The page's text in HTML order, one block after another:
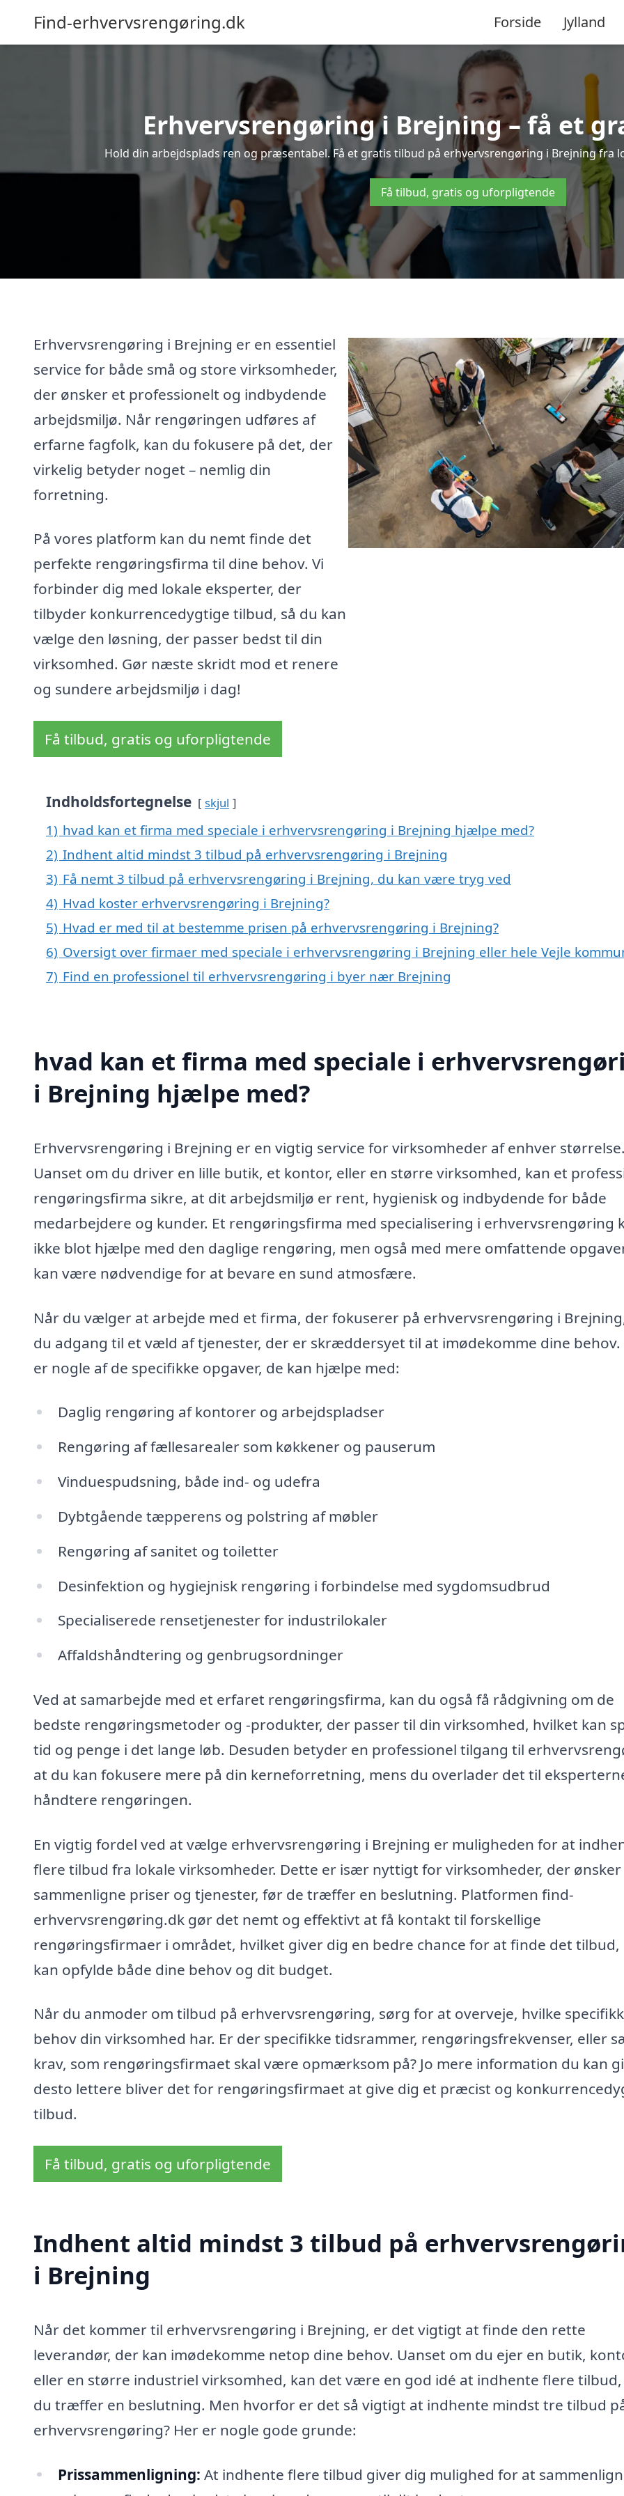
Find-erhvervsrengøring.dk Forside Jylland
Erhvervsrengøring i Brejning – få et
Hold din arbejdsplads ren og præsentabel. Få et gratis tilbud på erhvervsrengøring i Brejning fra
Få tilbud, gratis og uforpligtende
Erhvervsrengøring i Brejning er en essentiel
service for både små og store virksomheder,
der ønsker et professionelt og indbydende
arbejdsmiljø. Når rengøringen udføres af
erfarne fagfolk, kan du fokusere på det, der
virkelig betyder noget – nemlig din
forretning.
På vores platform kan du nemt finde det
perfekte rengøringsfirma til dine behov. Vi
forbinder dig med lokale eksperter, der
tilbyder konkurrencedygtige tilbud, så du kan
vælge den løsning, der passer bedst til din
virksomhed. Gør næste skridt mod et renere
og sundere arbejdsmiljø i dag!
Få tilbud, gratis og uforpligtende
Indholdsfortegnelse skjul
1) hvad kan et firma med speciale i erhvervsrengøring i Brejning hjælpe med?
2) Indhent altid mindst 3 tilbud på erhvervsrengøring i Brejning
3) Få nemt 3 tilbud på erhvervsrengøring i Brejning, du kan være tryg ved
4) Hvad koster erhvervsrengøring i Brejning?
5) Hvad er med til at bestemme prisen på erhvervsrengøring i Brejning?
6) Oversigt over firmaer med speciale i erhvervsrengøring i Brejning eller hele Vejle
7) Find en professionel til erhvervsrengøring i byer nær Brejning
hvad kan et firma med speciale i
i Brejning hjælpe med?
Erhvervsrengøring i Brejning er en vigtig service for virksomheder af enhver størrelse.
Uanset om du driver en lille butik, et kontor, eller en større virksomhed, kan et
rengøringsfirma sikre, at dit arbejdsmiljø er rent, hygienisk og indbydende for både
medarbejdere og kunder. Et rengøringsfirma med specialisering i erhvervsrengøring
ikke blot hjælpe med den daglige rengøring, men også med mere omfattende
kan være nødvendige for at bevare en sund atmosfære.
Når du vælger at arbejde med et firma, der fokuserer på erhvervsrengøring i
du adgang til et væld af tjenester, der er skræddersyet til at imødekomme dine behov.
er nogle af de specifikke opgaver, de kan hjælpe med:
Daglig rengøring af kontorer og arbejdspladser
Rengøring af fællesarealer som køkkener og pauserum
Vinduespudsning, både ind- og udefra
Dybtgående tæpperens og polstring af møbler
Rengøring af sanitet og toiletter
Desinfektion og hygiejnisk rengøring i forbindelse med sygdomsudbrud
Specialiserede rensetjenester for industrilokaler
Affaldshåndtering og genbrugsordninger
Ved at samarbejde med et erfaret rengøringsfirma, kan du også få rådgivning om de
bedste rengøringsmetoder og -produkter, der passer til din virksomhed, hvilket kan
tid og penge i det lange løb. Desuden betyder en professionel tilgang til
at du kan fokusere mere på din kerneforretning, mens du overlader det til
håndtere rengøringen.
En vigtig fordel ved at vælge erhvervsrengøring i Brejning er muligheden for at
flere tilbud fra lokale virksomheder. Dette er især nyttigt for virksomheder, der
sammenligne priser og tjenester, før de træffer en beslutning. Platformen find-
erhvervsrengøring.dk gør det nemt og effektivt at få kontakt til forskellige
rengøringsfirmaer i området, hvilket giver dig en bedre chance for at finde det tilbud,
kan opfylde både dine behov og dit budget.
Når du anmoder om tilbud på erhvervsrengøring, sørg for at overveje, hvilke
behov din virksomhed har. Er der specifikke tidsrammer, rengøringsfrekvenser, eller
krav, som rengøringsfirmaet skal være opmærksom på? Jo mere information du kan
desto lettere bliver det for rengøringsfirmaet at give dig et præcist og
tilbud.
Få tilbud, gratis og uforpligtende
Indhent altid mindst 3 tilbud på
i Brejning
Når det kommer til erhvervsrengøring i Brejning, er det vigtigt at finde den rette
leverandør, der kan imødekomme netop dine behov. Uanset om du ejer en butik,
eller en større industriel virksomhed, kan det være en god idé at indhente flere
du træffer en beslutning. Men hvorfor er det så vigtigt at indhente mindst tre tilbud
erhvervsrengøring? Her er nogle gode grunde:
Prissammenligning: At indhente flere tilbud giver dig mulighed for at